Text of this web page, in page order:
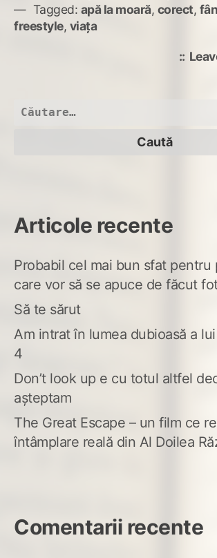
Tagged: apă la moară, corect,
freestyle, viața
Caută
Articole recente
Probabil cel mai bun sfat pentru
care vor să se apuce de făcut
Să te sărut
Am intrat în lumea dubioasă a
4
Don’t look up e cu totul altfel
așteptam
The Great Escape – un film ce
întâmplare reală din Al Doilea
Comentarii recente